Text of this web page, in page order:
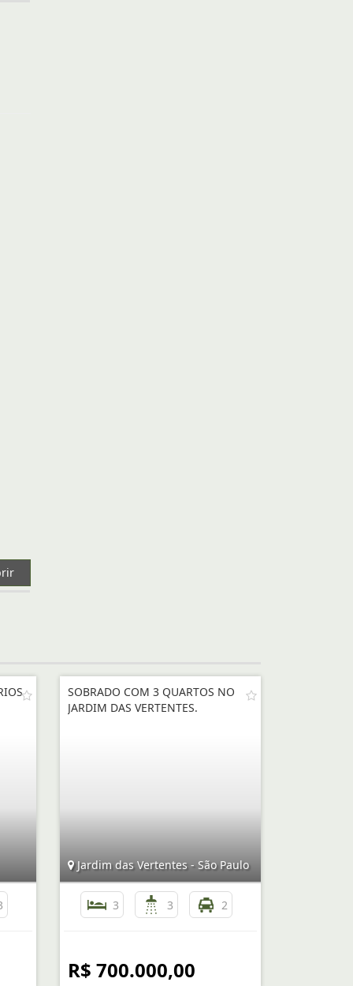
SOBRADO COM 3 QUARTOS NO
JARDIM DAS VERTENTES.
Jardim das Vertentes - São Paulo
3 3 2
R$ 700.000,00